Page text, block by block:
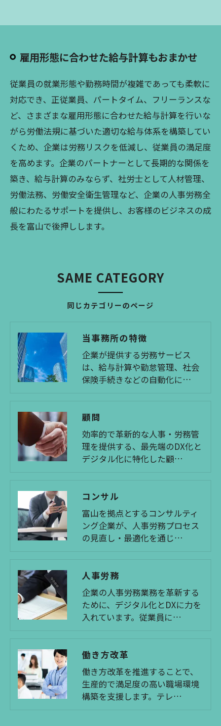
雇用形態に合わせた給与計算もおまかせ
従業員の就業形態や勤務時間が複雑であっても柔軟に
対応でき、正従業員、パートタイム、フリーランスな
ど、さまざまな雇用形態に合わせた給与計算を行いな
がら労働法規に基づいた適切な給与体系を構築してい
くため、企業は労務リスクを低減し、従業員の満足度
を高めます。企業のパートナーとして長期的な関係を
築き、給与計算のみならず、社労士として人材管理、
労働法務、労働安全衛生管理など、企業の人事労務全
般にわたるサポートを提供し、お客様のビジネスの成
長を富山で後押しします。
同じカテゴリーのページ
SAME CATEGORY
当事務所の特徴
企業が提供する労務サービス
は、給与計算や勤怠管理、社会
保険手続きなどの自動化に…
顧問
効率的で革新的な人事・労務管
理を提供する、最先端のDX化と
デジタル化に特化した顧…
コンサル
富山を拠点とするコンサルティ
ング企業が、人事労務プロセス
の見直し・最適化を通じ…
人事労務
企業の人事労務業務を革新する
ために、デジタル化とDXに力を
入れています。従業員に…
働き方改革
働き方改革を推進することで、
生産的で満足度の高い職場環境
構築を支援します。テレ…